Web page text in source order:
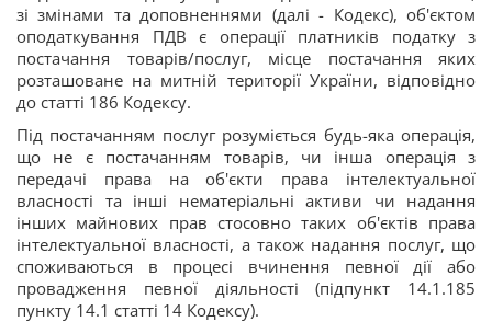
зі змінами та доповненнями (далі - Кодекс), об'єктом
оподаткування ПДВ є операції платників податку з
постачання товарів/послуг, місце постачання яких
розташоване на митній території України, відповідно
до статті 186 Кодексу.
Під постачанням послуг розуміється будь-яка операція,
що не є постачанням товарів, чи інша операція з
передачі права на об'єкти права інтелектуальної
власності та інші нематеріальні активи чи надання
інших майнових прав стосовно таких об'єктів права
інтелектуальної власності, а також надання послуг, що
споживаються в процесі вчинення певної дії або
провадження певної діяльності (підпункт 14.1.185
пункту 14.1 статті 14 Кодексу).